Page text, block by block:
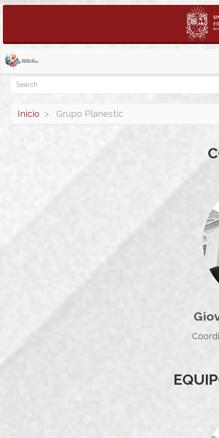
Pasar
al
contenido
principal
Search
Search
Inicio Grupo Planestic